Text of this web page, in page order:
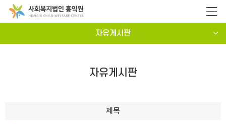
자유게시판
자유게시판
제목